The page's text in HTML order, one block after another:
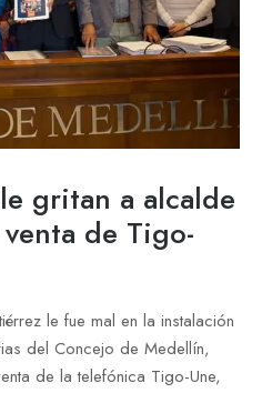
gritan a alcalde
de Tigo-
le fue mal en la instalación
del Concejo de Medellín,
de la telefónica Tigo-Une,